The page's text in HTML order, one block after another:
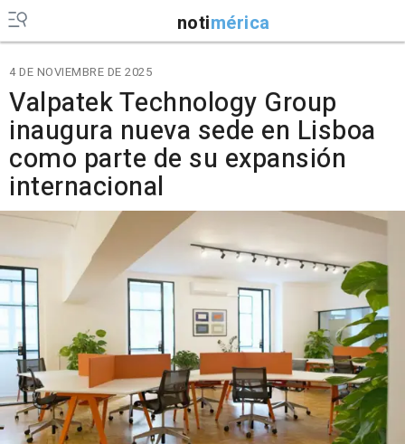
notimérica
4 DE NOVIEMBRE DE 2025
Valpatek Technology Group
inaugura nueva sede en Lisboa
como parte de su expansión
internacional